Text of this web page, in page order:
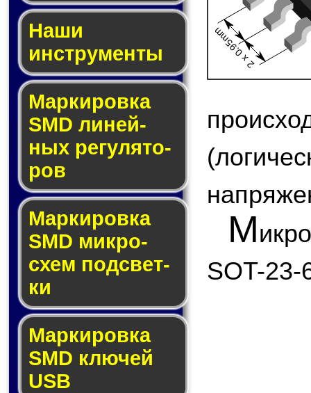
Наши
инструменты
Маркировка
SMD ли­ней­
ных ре­гу­ля­то­
ров
Маркировка
SMD мик­ро­
схем под­свет­
ки
Маркировка
SMD клю­чей
USB
2 x 0.95mm
М
SOT-23-